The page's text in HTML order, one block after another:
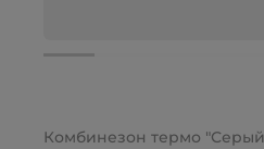
Комбинезон термо "Серый